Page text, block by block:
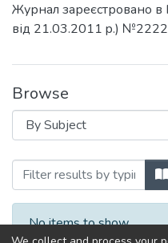
Журнал зареєстровано в
від 21.03.2011 p.)
Browse
Browsing
No items to show.